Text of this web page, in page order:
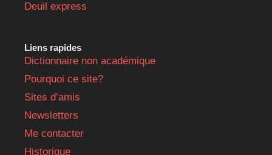
Deuil express
Liens rapides
Dictionnaire non académique
Pourquoi ce site?
Sites d’amis
Newsletters
Me contacter
Historique